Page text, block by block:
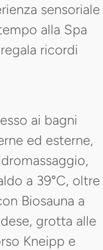
sensoriale
alla Spa
ricordi
ai bagni
ed esterne,
a 39°C, oltre
Biosauna a
grotta alle
Kneipp e